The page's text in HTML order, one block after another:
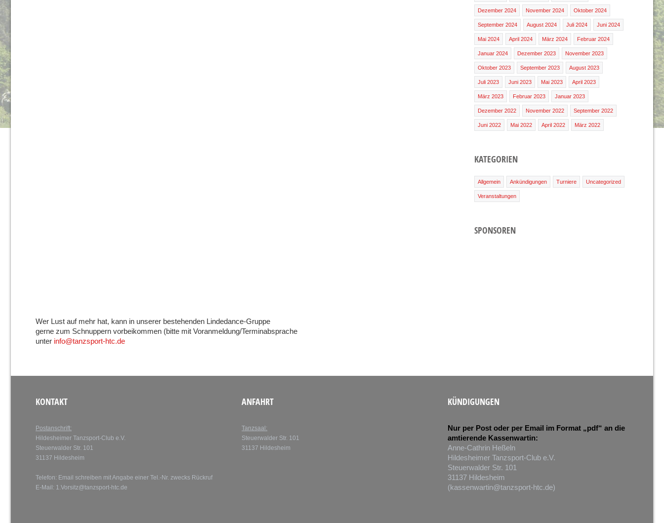
Wer Lust auf mehr hat, kann in unserer bestehenden Lindedance-Gruppe
gerne zum Schnuppern vorbeikommen (bitte mit Voranmeldung/Terminabsprache
unter info@tanzsport-htc.de
Dezember 2024 November 2024 Oktober 2024
September 2024 August 2024 Juli 2024 Juni 2024
Mai 2024 April 2024 März 2024 Februar 2024
Januar 2024 Dezember 2023 November 2023
Oktober 2023 September 2023 August 2023
Juli 2023 Juni 2023 Mai 2023 April 2023
März 2023 Februar 2023 Januar 2023
Dezember 2022 November 2022 September 2022
Juni 2022 Mai 2022 April 2022 März 2022
KATEGORIEN
Allgemein Ankündigungen Turniere Uncategorized
Veranstaltungen
SPONSOREN
KONTAKT
Postanschrift:
Hildesheimer Tanzsport-Club e.V.
Steuerwalder Str. 101
31137 Hildesheim
Telefon: Email schreiben mit Angabe einer Tel.-Nr. zwecks Rückruf
E-Mail: 1.Vorsitz@tanzsport-htc.de
ANFAHRT
Tanzsaal:
Steuerwalder Str. 101
31137 Hildesheim
KÜNDIGUNGEN
Nur per Post oder per Email im Format „pdf“ an die
amtierende Kassenwartin:
Anne-Cathrin Heßeln
Hildesheimer Tanzsport-Club e.V.
Steuerwalder Str. 101
31137 Hildesheim
(kassenwartin@tanzsport-htc.de)